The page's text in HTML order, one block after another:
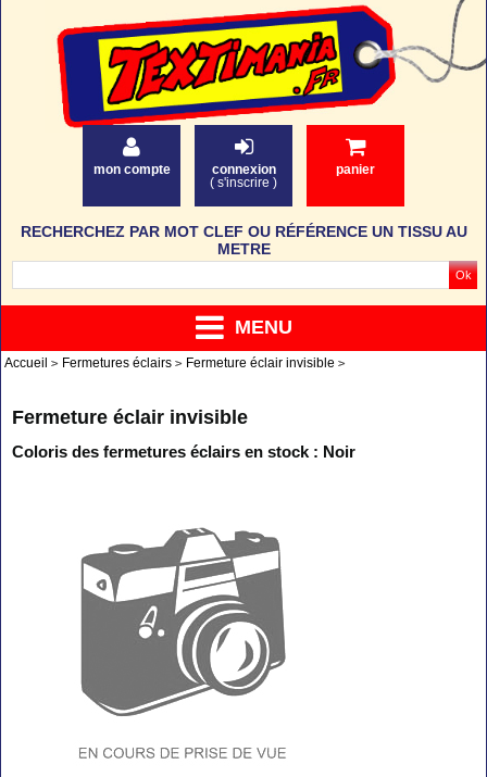
mon compte
connexion
( s'inscrire )
panier
MENU
RECHERCHEZ PAR MOT CLEF OU RÉFÉRENCE UN TISSU AU
METRE
Accueil Fermetures éclairs Fermeture éclair invisible
Fermeture éclair invisible
Coloris des fermetures éclairs en stock : Noir